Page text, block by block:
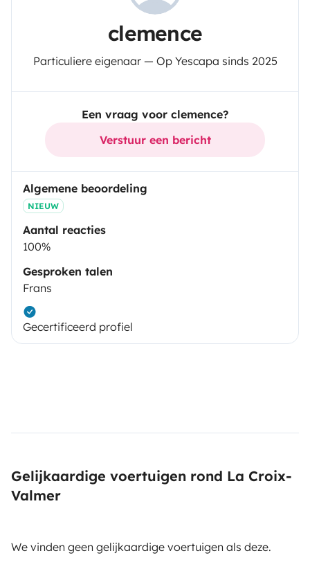
clemence
Particuliere eigenaar — Op Yescapa sinds 2025
Een vraag voor clemence?
Verstuur een bericht
Algemene beoordeling
NIEUW
Aantal reacties
100%
Gesproken talen
Frans
Gecertificeerd profiel
Gelijkaardige voertuigen rond La Croix-
Valmer
We vinden geen gelijkaardige voertuigen als deze.